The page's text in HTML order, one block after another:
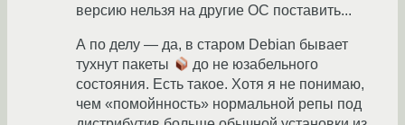
версию нельзя на другие ОС поставить...
А по делу — да, в старом Debian бывает
тухнут пакеты
до не юзабельного
состояния. Есть такое. Хотя я не понимаю,
чем «помойнность» нормальной репы под